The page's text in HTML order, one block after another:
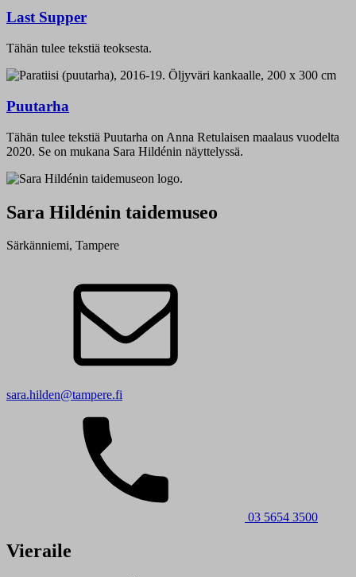
Last Supper
Tähän tulee tekstiä teoksesta.
Puutarha
Tähän tulee tekstiä Puutarha on Anna Retulaisen maalaus vuodelta
2020. Se on mukana Sara Hildénin näyttelyssä.
Sara Hildénin taidemuseo
Särkänniemi, Tampere
sara.hilden@tampere.fi
03 5654 3500
Vieraile